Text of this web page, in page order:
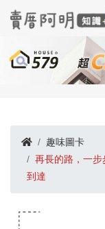
趣味圖卡
再長的路，一
到達